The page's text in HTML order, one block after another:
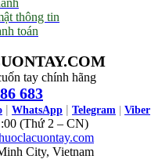
thông tin
toán
tay chính hãng
683
| WhatsApp | Telegram Viber
(Thứ 2 – CN)
City, Vietnam